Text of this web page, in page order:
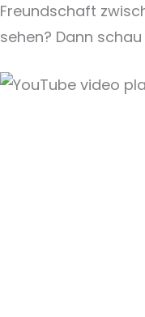
Freundschaft
sehen? Dann